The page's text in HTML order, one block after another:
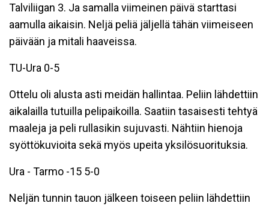
Talviliigan 3. Ja samalla viimeinen päivä starttasi
aamulla aikaisin. Neljä peliä jäljellä tähän viimeiseen
päivään ja mitali haaveissa.
TU-Ura 0-5
Ottelu oli alusta asti meidän hallintaa. Peliin lähdettiin
aikalailla tutuilla pelipaikoilla. Saatiin tasaisesti tehtyä
maaleja ja peli rullasikin sujuvasti. Nähtiin hienoja
syöttökuvioita sekä myös upeita yksilösuorituksia.
Ura - Tarmo -15 5-0
Neljän tunnin tauon jälkeen toiseen peliin lähdettiin